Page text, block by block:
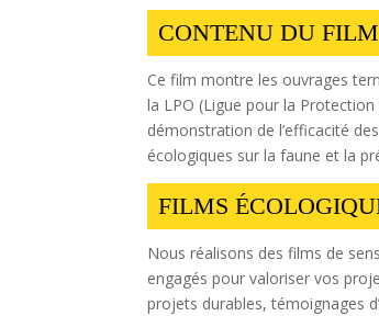
CONTENU DU FILM
Ce film montre les ouvrages
la LPO (Ligue pour la
démonstration de l’efficacité
écologiques sur la faune et la
FILMS
Nous réalisons des films de
engagés pour valoriser vos
projets durables, témoignages